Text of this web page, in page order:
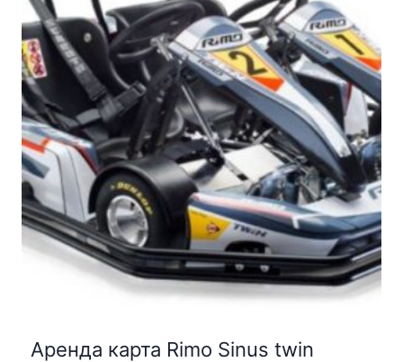
Аренда карта Rimo Sinus twin